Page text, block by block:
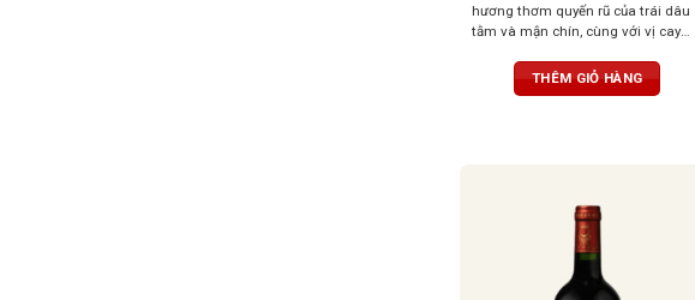
hương thơm quyến rũ của trái dâu
tằm và mận chín, cùng với vị cay
điển đặc trưng của vang Batailley,
tannin độc đáo, mềm mại và êm ái
THÊM GIỎ HÀNG